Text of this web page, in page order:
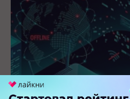
Крупнейший сбой в рунете: